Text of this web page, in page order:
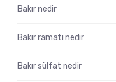
Bakır nedir
Bakır ramatı nedir
Bakır sülfat nedir